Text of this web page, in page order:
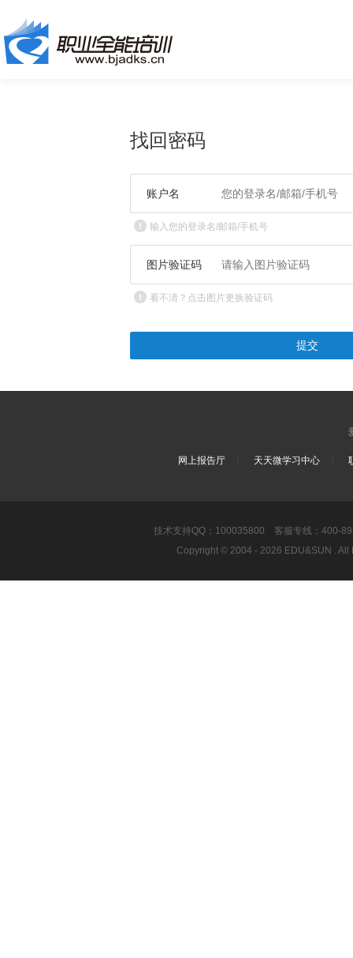
找回密码
账户名
输入您的登录名/邮箱/手机号
图片验证码
看不清？点击图片更换验证码
提交
网上报告厅 天天微学习中心
技术支持QQ：100035800 客服专线：400-
Copyright © 2004 - 2026 EDU&SUN .